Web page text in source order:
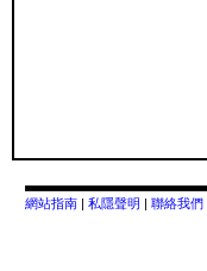
網站指南 | 私隱聲明 | 聯絡我們